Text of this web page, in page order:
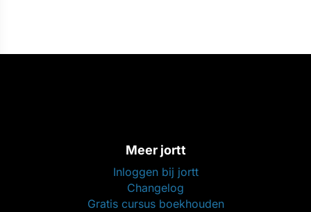
Meer jortt
Inloggen bij jortt
Changelog
Gratis cursus boekhouden